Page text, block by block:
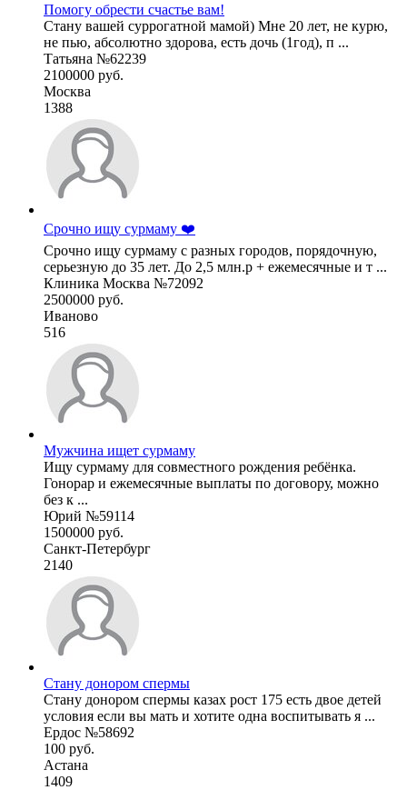
Помогу обрести счастье вам!
Стану вашей суррогатной мамой) Мне 20 лет, не курю,
не пью, абсолютно здорова, есть дочь (1год), п ...
Татьяна №62239
2100000 руб.
Москва
1388
Срочно ищу сурмаму ❤️
Срочно ищу сурмаму с разных городов, порядочную,
серьезную до 35 лет. До 2,5 млн.р + ежемесячные и т ...
Клиника Москва №72092
2500000 руб.
Иваново
516
Мужчина ищет сурмаму
Ищу сурмаму для совместного рождения ребёнка.
Гонорар и ежемесячные выплаты по договору, можно
без к ...
Юрий №59114
1500000 руб.
Санкт-Петербург
2140
Стану донором спермы
Стану донором спермы казах рост 175 есть двое детей
условия если вы мать и хотите одна воспитывать я ...
Ердос №58692
100 руб.
Астана
1409